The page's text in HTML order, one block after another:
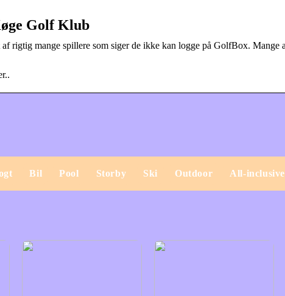
Golf Klub
rigtig mange spillere som siger de ikke kan logge på GolfBox. Mange
Bil Pool Storby Ski Outdoor All-inclusive